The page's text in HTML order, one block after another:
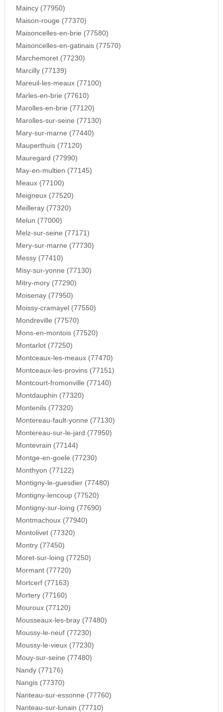
Maincy (77950)
Maison-rouge (77370)
Maisoncelles-en-brie (77580)
Maisoncelles-en-gatinais (77570)
Marchemoret (77230)
Marcilly (77139)
Mareuil-les-meaux (77100)
Marles-en-brie (77610)
Marolles-en-brie (77120)
Marolles-sur-seine (77130)
Mary-sur-marne (77440)
Mauperthuis (77120)
Mauregard (77990)
May-en-multien (77145)
Meaux (77100)
Meigneux (77520)
Meilleray (77320)
Melun (77000)
Melz-sur-seine (77171)
Mery-sur-marne (77730)
Messy (77410)
Misy-sur-yonne (77130)
Mitry-mory (77290)
Moisenay (77950)
Moissy-cramayel (77550)
Mondreville (77570)
Mons-en-montois (77520)
Montarlot (77250)
Montceaux-les-meaux (77470)
Montceaux-les-provins (77151)
Montcourt-fromonville (77140)
Montdauphin (77320)
Montenils (77320)
Montereau-fault-yonne (77130)
Montereau-sur-le-jard (77950)
Montevrain (77144)
Montge-en-goele (77230)
Monthyon (77122)
Montigny-le-guesdier (77480)
Montigny-lencoup (77520)
Montigny-sur-loing (77690)
Montmachoux (77940)
Montolivet (77320)
Montry (77450)
Moret-sur-loing (77250)
Mormant (77720)
Mortcerf (77163)
Mortery (77160)
Mouroux (77120)
Mousseaux-les-bray (77480)
Moussy-le-neuf (77230)
Moussy-le-vieux (77230)
Mouy-sur-seine (77480)
Nandy (77176)
Nangis (77370)
Nanteau-sur-essonne (77760)
Nanteau-sur-lunain (77710)